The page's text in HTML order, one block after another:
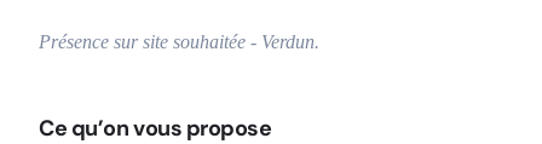
Présence sur site souhaitée - Verdun.
Ce qu’on vous propose